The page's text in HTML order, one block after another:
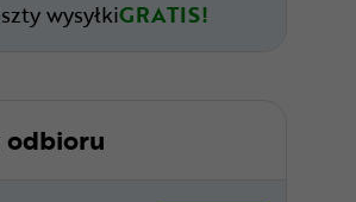
wysyłkiGRATIS!